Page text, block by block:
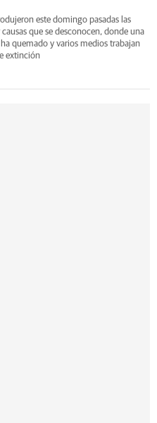
este domingo pasadas las
que se desconocen, donde una
quemado y varios medios trabajan
extinción